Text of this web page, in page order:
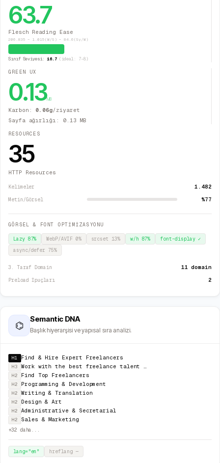
63.7
Flesch Reading Ease
206.835 − 1.015(W/S) − 84.6(Sy/W)
Sınıf Seviyesi: 16.7(ideal: 7–8)
GREEN UX
0.13MB
Karbon: 0.06g/ziyaret
Sayfa ağırlığı: 0.13 MB
RESOURCES
35
HTTP Resources
Kelimeler 1.482
Metin/Görsel %77
GÖRSEL & FONT OPTİMİZASYONU
Lazy 87% WebP/AVIF 0% srcset 13% w/h 87% font-display✓
async/defer 75%
3. Taraf Domain 11 domain
Preload İpuçları 2
⌬
Semantic DNA
Başlık hiyerarşisi ve yapısal sıra analizi.
H1 Find & Hire Expert Freelancers
H3 Work with the best freelance talent from around the world on our secure, flexible and cost-effective
H2 Find Top Freelancers
H2 Programming & Development
H2 Writing & Translation
H2 Design & Art
H2 Administrative & Secretarial
H2 Sales & Marketing
+32 daha...
lang="en " hreflang —